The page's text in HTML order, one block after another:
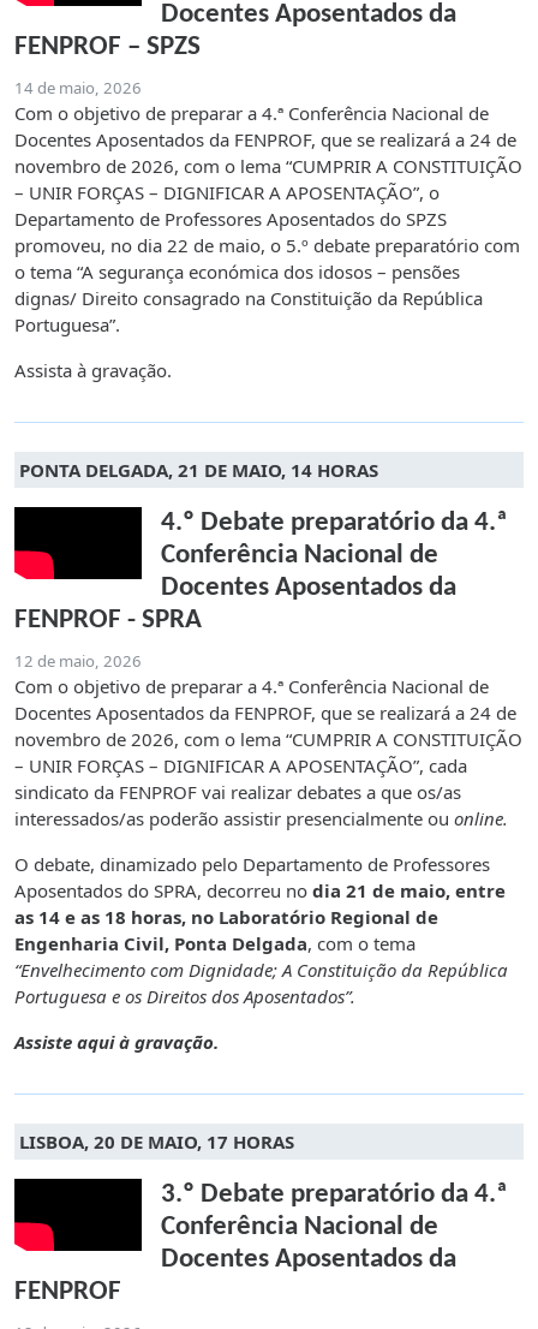
Docentes Aposentados da
FENPROF – SPZS
14 de maio, 2026
Com o objetivo de preparar a 4.ª Conferência Nacional de
Docentes Aposentados da FENPROF, que se realizará a 24 de
novembro de 2026, com o lema “CUMPRIR A CONSTITUIÇÃO
– UNIR FORÇAS – DIGNIFICAR A APOSENTAÇÃO”, o
Departamento de Professores Aposentados do SPZS
promoveu, no dia 22 de maio, o 5.º debate preparatório com
o tema “A segurança económica dos idosos – pensões
dignas/ Direito consagrado na Constituição da República
Portuguesa”.
Assista à gravação.
PONTA DELGADA, 21 DE MAIO, 14 HORAS
4.º Debate preparatório da 4.ª
Conferência Nacional de
Docentes Aposentados da
FENPROF - SPRA
12 de maio, 2026
Com o objetivo de preparar a 4.ª Conferência Nacional de
Docentes Aposentados da FENPROF, que se realizará a 24 de
novembro de 2026, com o lema “CUMPRIR A CONSTITUIÇÃO
– UNIR FORÇAS – DIGNIFICAR A APOSENTAÇÃO”, cada
sindicato da FENPROF vai realizar debates a que os/as
interessados/as poderão assistir presencialmente ou online.
O debate, dinamizado pelo Departamento de Professores
Aposentados do SPRA, decorreu no dia 21 de maio, entre
as 14 e as 18 horas, no Laboratório Regional de
Engenharia Civil, Ponta Delgada, com o tema
“Envelhecimento com Dignidade; A Constituição da República
Portuguesa e os Direitos dos Aposentados”.
Assiste aqui à gravação.
LISBOA, 20 DE MAIO, 17 HORAS
3.º Debate preparatório da 4.ª
Conferência Nacional de
Docentes Aposentados da
FENPROF